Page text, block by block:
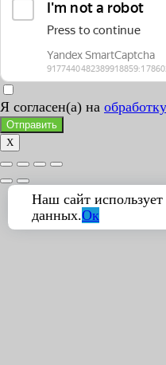
Я согласен(а) на
Отправить
X
Наш сайт
данных.Ок